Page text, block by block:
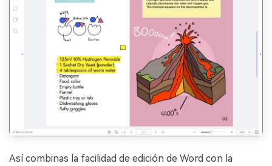
Así combinas la facilidad de edición de Word con la